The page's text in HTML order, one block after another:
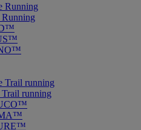
Running
Running
Trail running
Trail running